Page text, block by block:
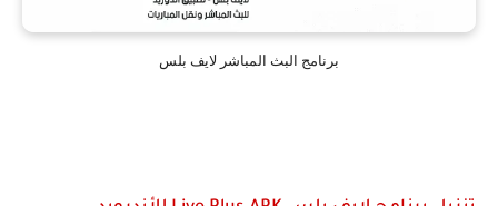
برنامج البث المباشر لايف بلس